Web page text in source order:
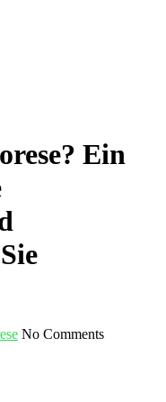
Ein
No Comments